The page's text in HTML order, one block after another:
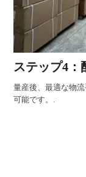
ステップ4：
量産後、最適な物
可能です。.